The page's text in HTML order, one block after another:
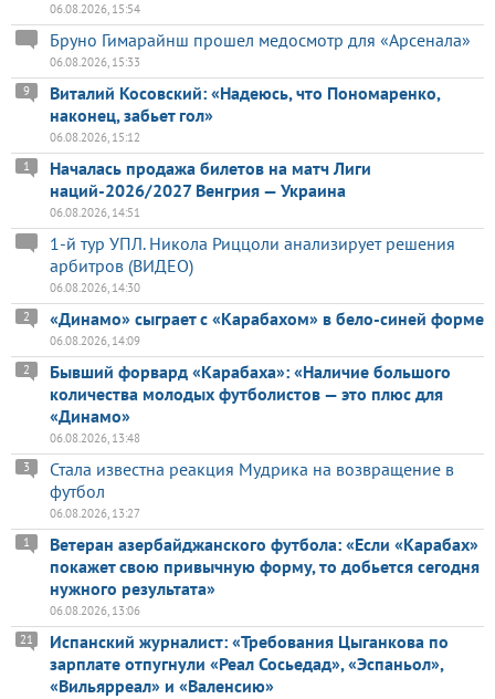
06.08.2026, 15:54
Бруно Гимарайнш прошел медосмотр для «Арсенала»
06.08.2026, 15:33
Виталий Косовский: «Надеюсь, что Пономаренко,
наконец, забьет гол»
9
06.08.2026, 15:12
Началась продажа билетов на матч Лиги
наций-2026/2027 Венгрия — Украина
1
06.08.2026, 14:51
1-й тур УПЛ. Никола Риццоли анализирует решения
арбитров (ВИДЕО)
06.08.2026, 14:30
«Динамо» сыграет с «Карабахом» в бело-синей форме
2
06.08.2026, 14:09
Бывший форвард «Карабаха»: «Наличие большого
количества молодых футболистов — это плюс для
«Динамо»
2
06.08.2026, 13:48
Стала известна реакция Мудрика на возвращение в
футбол
3
06.08.2026, 13:27
Ветеран азербайджанского футбола: «Если «Карабах»
покажет свою привычную форму, то добьется сегодня
нужного результата»
1
06.08.2026, 13:06
Испанский журналист: «Требования Цыганкова по
зарплате отпугнули «Реал Сосьедад», «Эспаньол»,
«Вильярреал» и «Валенсию»
21